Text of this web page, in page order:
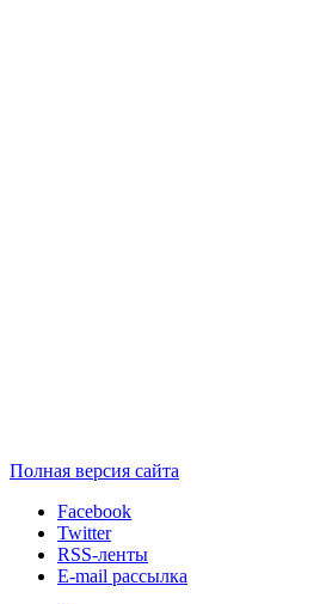
Полная версия сайта
Facebook
Twitter
RSS-ленты
E-mail рассылка